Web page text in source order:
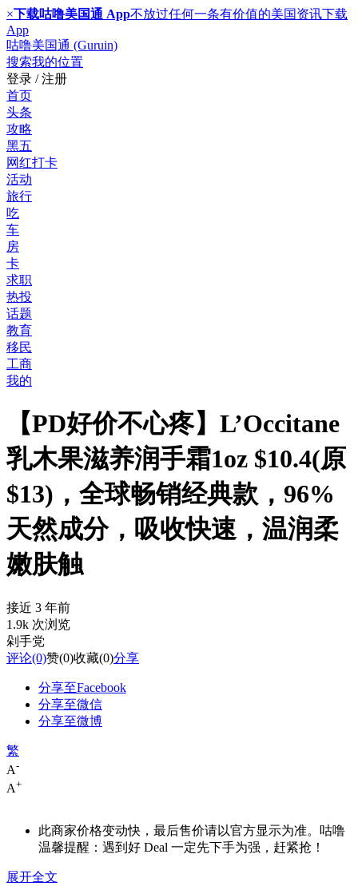
×下载咕噜美国通 App不放过任何一条有价值的美国资讯下载
App
咕噜美国通 (Guruin)
搜索我的位置
登录 / 注册
首页
头条
攻略
黑五
网红打卡
活动
旅行
吃
车
房
卡
求职
热投
话题
教育
移民
工商
我的
【PD好价不心疼】L’Occitane
乳木果滋养润手霜1oz $10.4(原
$13)，全球畅销经典款，96%
天然成分，吸收快速，温润柔
嫩肤触
接近 3 年前
1.9k 次浏览
剁手党
评论(0)赞(0)收藏(0)分享
分享至Facebook
分享至微信
分享至微博
繁
A-
A+
此商家价格变动快，最后售价请以官方显示为准。咕噜
温馨提醒：遇到好 Deal 一定先下手为强，赶紧抢！
展开全文